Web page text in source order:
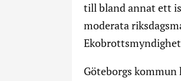
till bland annat ett
moderata
Göteborgs